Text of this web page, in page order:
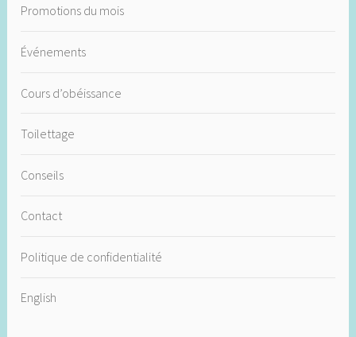
Promotions du mois
Événements
Cours d’obéissance
Toilettage
Conseils
Contact
Politique de confidentialité
English